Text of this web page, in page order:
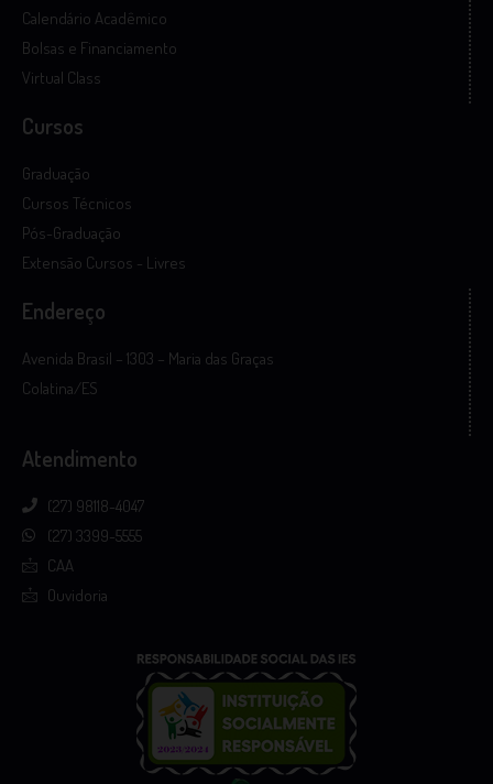
Calendário Acadêmico
Bolsas e Financiamento
Virtual Class
Cursos
Graduação
Cursos Técnicos
Pós-Graduação
Extensão Cursos - Livres
Endereço
Avenida Brasil – 1303 – Maria das Graças
Colatina/ES
Atendimento
(27) 98118-4047
(27) 3399-5555
CAA
Ouvidoria